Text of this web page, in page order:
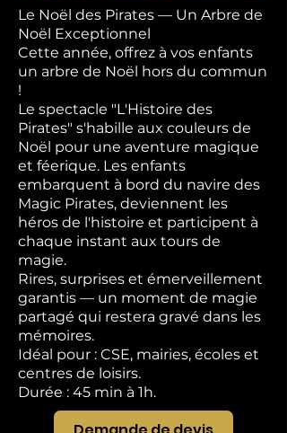
Le Noël des Pirates — Un Arbre de
Noël Exceptionnel
Cette année, offrez à vos enfants
un arbre de Noël hors du commun
!
Le spectacle "L'Histoire des
Pirates" s'habille aux couleurs de
Noël pour une aventure magique
et féerique. Les enfants
embarquent à bord du navire des
Magic Pirates, deviennent les
héros de l'histoire et participent à
chaque instant aux tours de
magie.
Rires, surprises et émerveillement
garantis — un moment de magie
partagé qui restera gravé dans les
mémoires.
Idéal pour : CSE, mairies, écoles et
centres de loisirs.
Durée : 45 min à 1h.